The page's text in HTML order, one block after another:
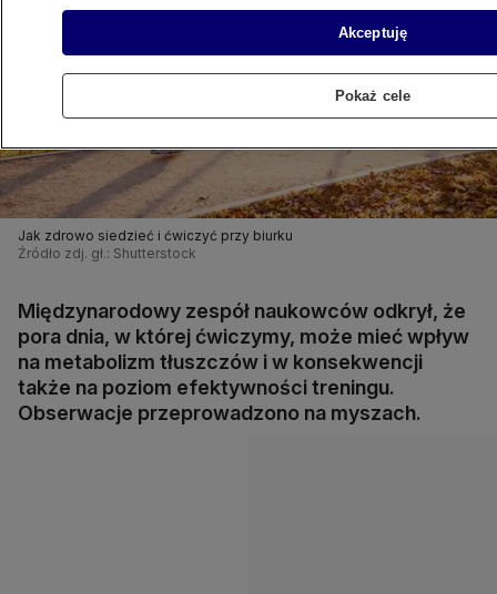
Jak zdrowo siedzieć i ćwiczyć przy biurku
Źródło zdj. gł.: Shutterstock
Międzynarodowy zespół naukowców odkrył, że
pora dnia, w której ćwiczymy, może mieć wpływ
na metabolizm tłuszczów i w konsekwencji
także na poziom efektywności treningu.
Obserwacje przeprowadzono na myszach.
Akceptuję
Pokaż cele